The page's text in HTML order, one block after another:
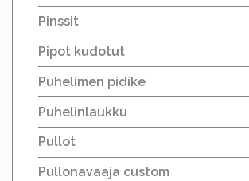
Pinssit
Pipot kudotut
Puhelimen pidike
Puhelinlaukku
Pullot
Pullonavaaja custom